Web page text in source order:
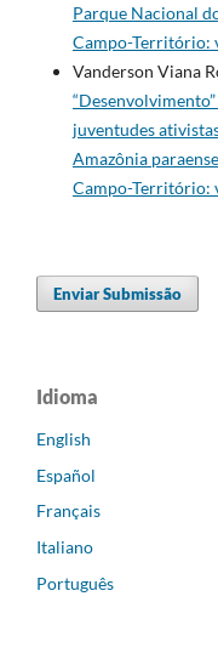
Parque Nacional
Campo-Território:
Vanderson Viana
juventudes
Amazônia
Campo-Território:
Enviar Submissão
Idioma
English
Español
Français
Italiano
Português